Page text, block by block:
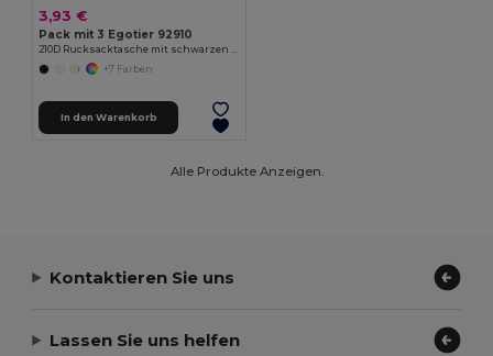
3,93 €
Pack mit 3 Egotier 92910
210D Rucksacktasche mit schwarzen Zugbändern
+7 Farben
In den Warenkorb
Alle Produkte Anzeigen.
Kontaktieren Sie uns
Lassen Sie uns helfen